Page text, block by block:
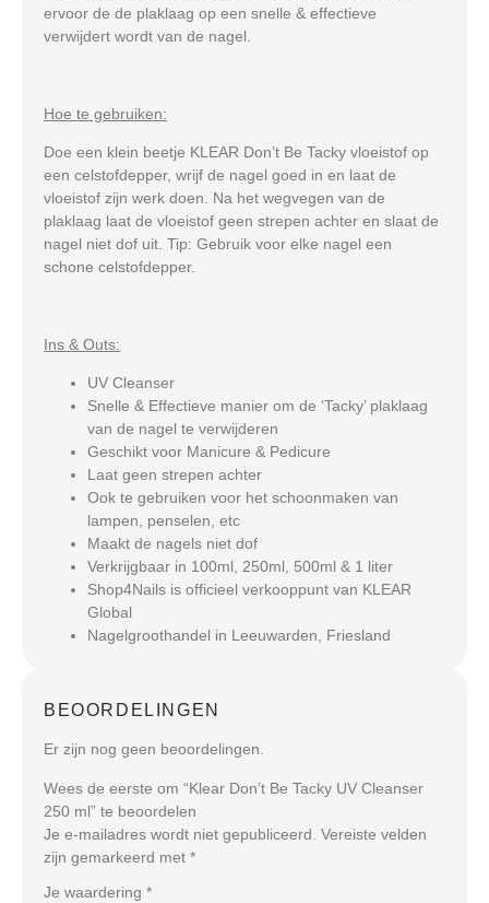
ervoor de de plaklaag op een snelle & effectieve
verwijdert wordt van de nagel.
Hoe te gebruiken:
Doe een klein beetje KLEAR Don’t Be Tacky vloeistof op
een celstofdepper, wrijf de nagel goed in en laat de
vloeistof zijn werk doen. Na het wegvegen van de
plaklaag laat de vloeistof geen strepen achter en slaat de
nagel niet dof uit. Tip: Gebruik voor elke nagel een
schone celstofdepper.
Ins & Outs:
UV Cleanser
Snelle & Effectieve manier om de ‘Tacky’ plaklaag
van de nagel te verwijderen
Geschikt voor Manicure & Pedicure
Laat geen strepen achter
Ook te gebruiken voor het schoonmaken van
lampen, penselen, etc
Maakt de nagels niet dof
Verkrijgbaar in 100ml, 250ml, 500ml & 1 liter
Shop4Nails is officieel verkooppunt van KLEAR
Global
Nagelgroothandel in Leeuwarden, Friesland
BEOORDELINGEN
Er zijn nog geen beoordelingen.
Wees de eerste om “Klear Don’t Be Tacky UV Cleanser
250 ml” te beoordelen
Je e-mailadres wordt niet gepubliceerd. Vereiste velden
zijn gemarkeerd met *
Je waardering *